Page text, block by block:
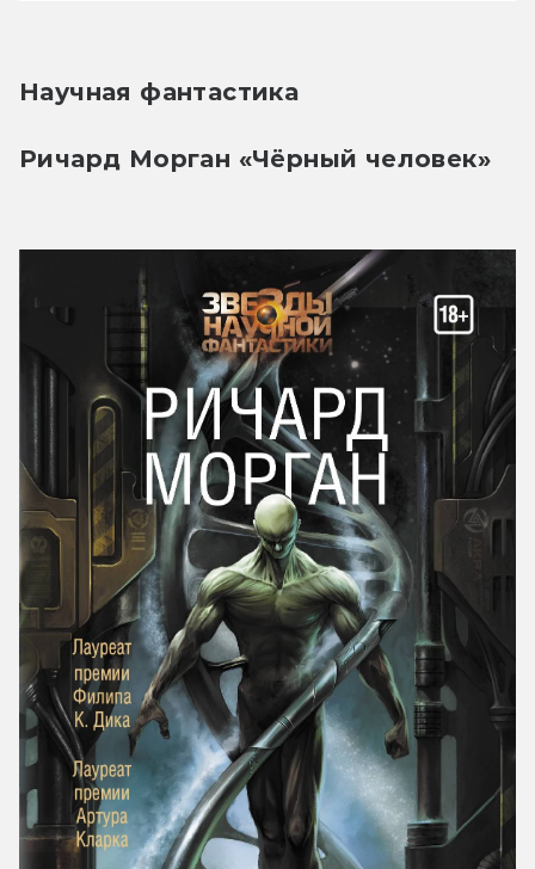
Научная фантастика
Ричард Морган «Чёрный человек»